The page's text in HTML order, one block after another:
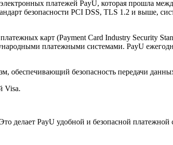
платежей PayU, которая прошла
безопасности PCI DSS, TLS 1.2 и выше,
карт (Payment Card Industry Security
платежными системами. PayU
обеспечивающий безопасность передачи
Visa.
делает PayU удобной и безопасной платежной